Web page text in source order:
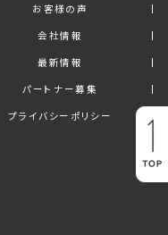
お客様の声
会社情報
最新情報
パートナー募集
プライバシーポリシー